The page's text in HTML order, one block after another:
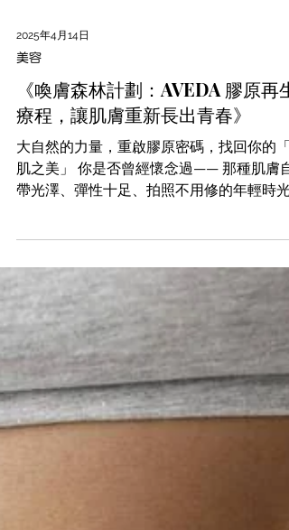
2025年4月14日
美容
《喚膚森林計劃：AVEDA 膠原再生
療程，讓肌膚重新長出青春》
隨著年齡、壓力、日曬與生活習慣的摧殘，
肌膚逐漸失去彈性、鬆弛、暗沉、細紋悄悄
現，像一片枯黃的森林，不再生機盎然。 但
肌膚，值得更溫柔卻深層的修復。...